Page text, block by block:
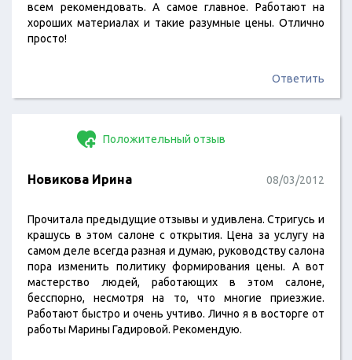
всем рекомендовать. А самое главное. Работают на
хороших материалах и такие разумные цены. Отлично
просто!
Ответить
Положительный отзыв
Новикова Ирина 08/03/2012
Прочитала предыдущие отзывы и удивлена. Стригусь и
крашусь в этом салоне с открытия. Цена за услугу на
самом деле всегда разная и думаю, руководству салона
пора изменить политику формирования цены. А вот
мастерство людей, работающих в этом салоне,
бесспорно, несмотря на то, что многие приезжие.
Работают быстро и очень учтиво. Лично я в восторге от
работы Марины Гадировой. Рекомендую.